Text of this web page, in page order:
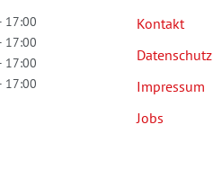
17:00
17:00
17:00
17:00
Kontakt
Datenschutz
Impressum
Jobs